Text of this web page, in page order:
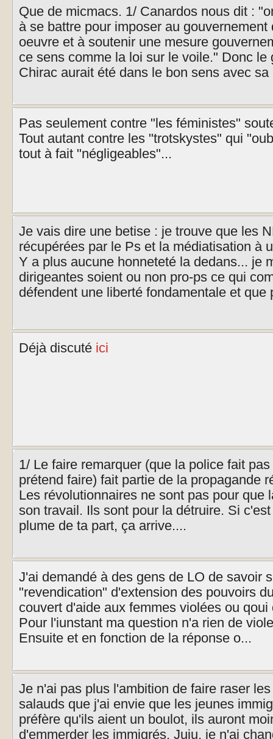
Que de micmacs. 1/ Canardos nous dit :
à se battre pour imposer au gouvernement
oeuvre et à soutenir une mesure
ce sens comme la loi sur le voile." Donc le
Chirac aurait été dans le bon sens avec sa
Pas seulement contre "les féministes"
Tout autant contre les "trotskystes" qui
tout à fait "négligeables"...
Je vais dire une betise : je trouve que les
récupérées par le Ps et la médiatisation à
Y a plus aucune honneteté la dedans... je
dirigeantes soient ou non pro-ps ce qui
défendent une liberté fondamentale et que
Déjà discuté ici
1/ Le faire remarquer (que la police fait
prétend faire) fait partie de la propagande
Les révolutionnaires ne sont pas pour que
son travail. Ils sont pour la détruire. Si
plume de ta part, ça arrive....
J'ai demandé à des gens de LO de savoir
"revendication" d'extension des pouvoirs
couvert d'aide aux femmes violées ou
Pour l'iunstant ma question n'a rien de
Ensuite et en fonction de la réponse o...
Je n'ai pas plus l'ambition de faire raser
salauds que j'ai envie que les jeunes
préfère qu'ils aient un boulot, ils auront
d'emmerder les immigrés. Juju, je n'ai